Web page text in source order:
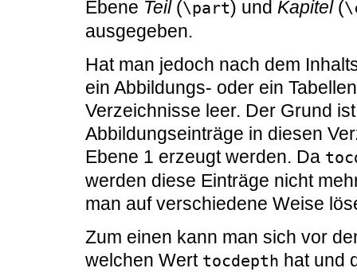
Ebene Teil(\part) und Kapitel(
ausgegeben.
Hat man jedoch nach dem
ein Abbildungs- oder ein
Verzeichnisse leer. Der Grund
Abbildungseinträge in diesen
Ebene 1 erzeugt werden. Da
werden diese Einträge nicht
man auf verschiedene Weise
Zum einen kann man sich vor
welchen Wert tocdepth hat und